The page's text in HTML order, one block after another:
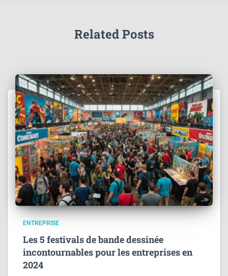
Related Posts
ENTREPRISE
Les 5 festivals de bande dessinée
incontournables pour les entreprises en
2024